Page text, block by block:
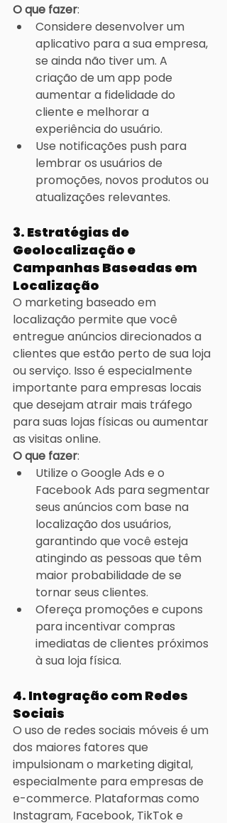
O que fazer:
Considere desenvolver um
aplicativo para a sua empresa,
se ainda não tiver um. A
criação de um app pode
aumentar a fidelidade do
cliente e melhorar a
experiência do usuário.
Use notificações push para
lembrar os usuários de
promoções, novos produtos ou
atualizações relevantes.
3. Estratégias de
Geolocalização e
Campanhas Baseadas em
Localização
O marketing baseado em
localização permite que você
entregue anúncios direcionados a
clientes que estão perto de sua loja
ou serviço. Isso é especialmente
importante para empresas locais
que desejam atrair mais tráfego
para suas lojas físicas ou aumentar
as visitas online.
O que fazer:
Utilize o Google Ads e o
Facebook Ads para segmentar
seus anúncios com base na
localização dos usuários,
garantindo que você esteja
atingindo as pessoas que têm
maior probabilidade de se
tornar seus clientes.
Ofereça promoções e cupons
para incentivar compras
imediatas de clientes próximos
à sua loja física.
4. Integração com Redes
Sociais
O uso de redes sociais móveis é um
dos maiores fatores que
impulsionam o marketing digital,
especialmente para empresas de
e-commerce. Plataformas como
Instagram, Facebook, TikTok e